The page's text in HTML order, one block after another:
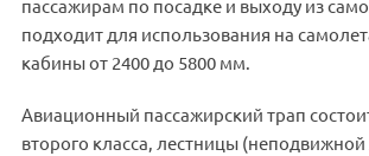
пассажирам по посадке и выходу из
подходит для использования на
кабины от 2400 до 5800 мм.
Авиационный пассажирский трап
второго класса, лестницы